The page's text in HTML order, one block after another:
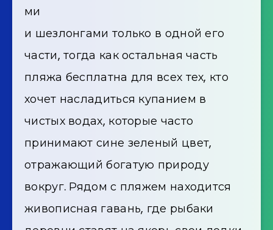
ми
и шезлонгами только в одной его
части, тогда как остальная часть
пляжа бесплатна для всех тех, кто
хочет насладиться купанием в
чистых водах, которые часто
принимают сине зеленый цвет,
отражающий богатую природу
вокруг. Рядом с пляжем находится
живописная гавань, где рыбаки